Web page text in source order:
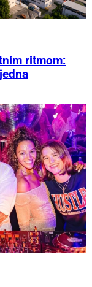
ritmom: